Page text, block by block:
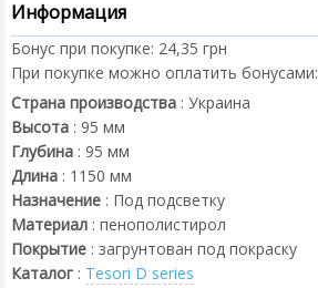
Информация
Бонус при покупке: 24,35 грн
При покупке можно оплатить бонусами:
Страна производства : Украина
Высота : 95 мм
Глубина : 95 мм
Длина : 1150 мм
Назначение : Под подсветку
Материал : пенополистирол
Покрытие : загрунтован под покраску
Каталог : Tesori D series